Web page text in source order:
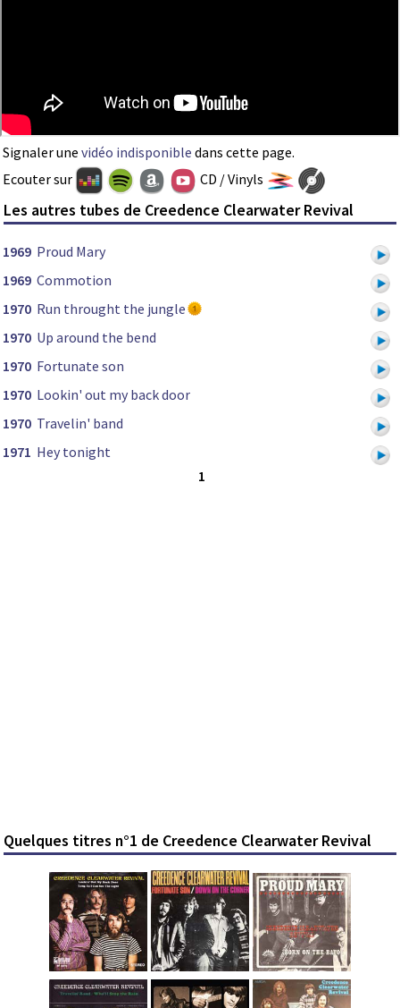
Signaler une vidéo indisponible dans cette page.
Ecouter sur
CD / Vinyls
Les autres tubes de Creedence Clearwater Revival
1969 Proud Mary
1969 Commotion
1970 Run throught the jungle
1970 Up around the bend
1970 Fortunate son
1970 Lookin' out my back door
1970 Travelin' band
1971 Hey tonight
1
Quelques titres n°1 de Creedence Clearwater Revival